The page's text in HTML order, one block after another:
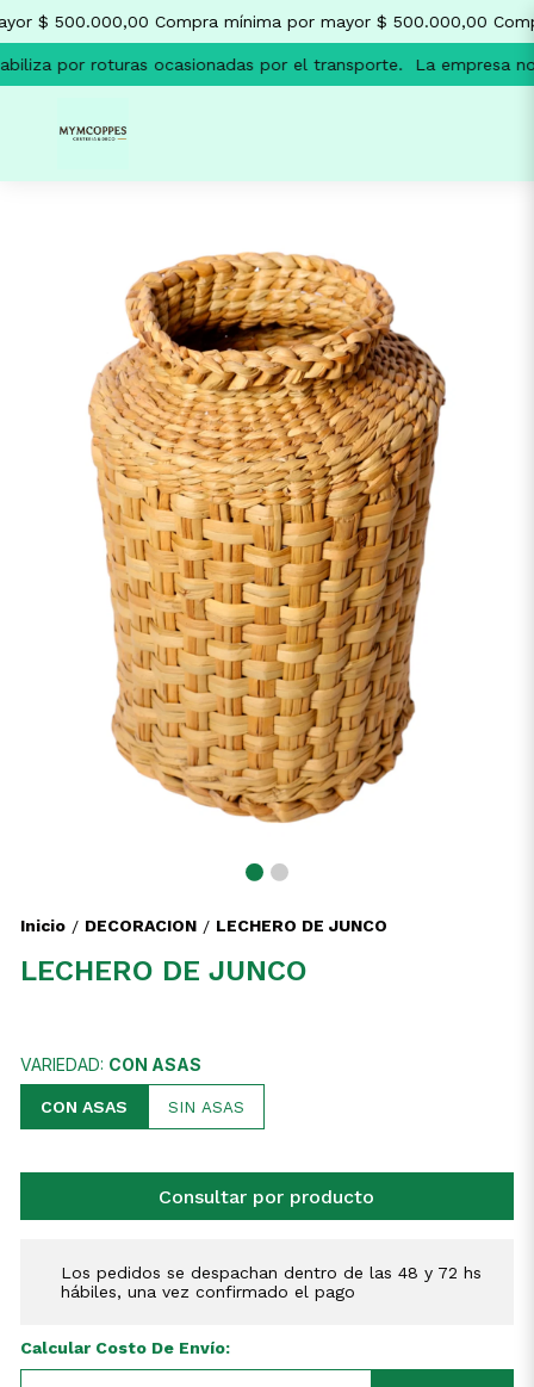
$ 500.000,00 Compra mínima por mayor $ 500.000,00
por roturas ocasionadas por el transporte. La empresa
Inicio / DECORACION / LECHERO DE JUNCO
LECHERO DE JUNCO
VARIEDAD: CON ASAS
CON ASAS SIN ASAS
Consultar por producto
Los pedidos se despachan dentro de las 48 y 72 hs
hábiles, una vez confirmado el pago
Calcular Costo De Envío: